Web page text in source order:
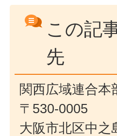
この記
先
関西広域連合本
〒530-0005
大阪市北区中之